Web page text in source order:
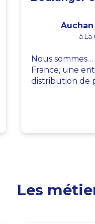
à La
Nous sommes…
France, une
distribution de
Les